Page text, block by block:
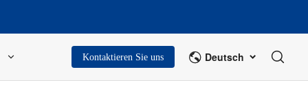
Kontaktieren Sie uns Deutsch